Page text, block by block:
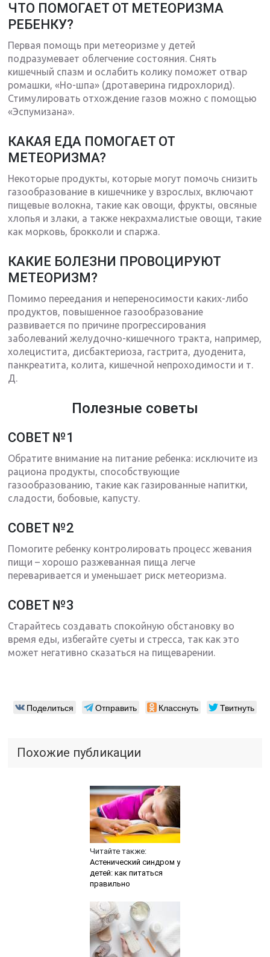
ЧТО ПОМОГАЕТ ОТ МЕТЕОРИЗМА
РЕБЕНКУ?
Первая помощь при метеоризме у детей
подразумевает облегчение состояния. Снять
кишечный спазм и ослабить колику поможет отвар
ромашки, «Но-шпа» (дротаверина гидрохлорид).
Стимулировать отхождение газов можно с помощью
«Эспумизана».
КАКАЯ ЕДА ПОМОГАЕТ ОТ
МЕТЕОРИЗМА?
Некоторые продукты, которые могут помочь снизить
газообразование в кишечнике у взрослых, включают
пищевые волокна, такие как овощи, фрукты, овсяные
хлопья и злаки, а также некрахмалистые овощи, такие
как морковь, брокколи и спаржа.
КАКИЕ БОЛЕЗНИ ПРОВОЦИРУЮТ
МЕТЕОРИЗМ?
Помимо переедания и непереносимости каких-либо
продуктов, повышенное газообразование
развивается по причине прогрессирования
заболеваний желудочно-кишечного тракта, например,
холецистита, дисбактериоза, гастрита, дуоденита,
панкреатита, колита, кишечной непроходимости и т.
Д.
Полезные советы
СОВЕТ №1
Обратите внимание на питание ребенка: исключите из
рациона продукты, способствующие
газообразованию, такие как газированные напитки,
сладости, бобовые, капусту.
СОВЕТ №2
Помогите ребенку контролировать процесс жевания
пищи – хорошо разжеванная пища легче
переваривается и уменьшает риск метеоризма.
СОВЕТ №3
Старайтесь создавать спокойную обстановку во
время еды, избегайте суеты и стресса, так как это
может негативно сказаться на пищеварении.
Поделиться Отправить Класснуть Твитнуть
Похожие публикации
Читайте также:
Астенический синдром у
детей: как питаться
правильно